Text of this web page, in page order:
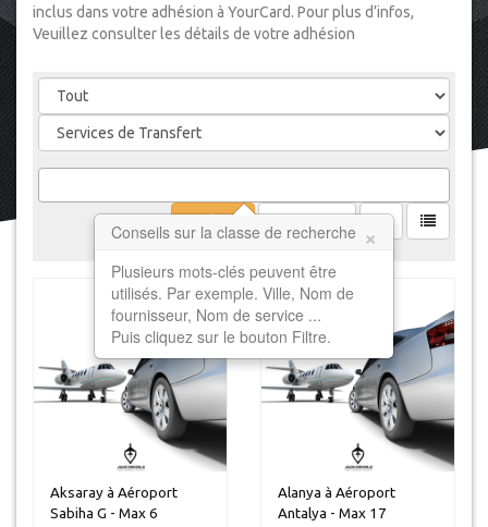
inclus dans votre adhésion à YourCard. Pour plus d’infos,
Veuillez consulter les détails de votre adhésion
Conseils sur la classe de recherche ×
Plusieurs mots-clés peuvent être
utilisés. Par exemple. Ville, Nom de
fournisseur, Nom de service ...
Puis cliquez sur le bouton Filtre.
Aksaray à Aéroport
Sabiha G - Max 6
Alanya à Aéroport
Antalya - Max 17